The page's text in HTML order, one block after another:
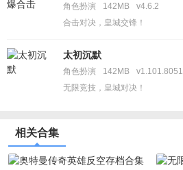
角色扮演 142MB
v4.6.2
合击对决，皇城交锋！
太初沉默
角色扮演 142MB
v1.101.8051
无限竞技，皇城对决！
相关合集